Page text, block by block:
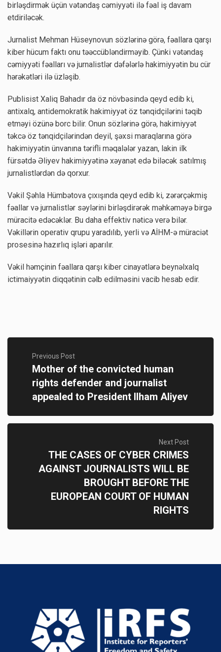
birləşdirmək üçün vətəndaş cəmiyyəti ilə fəal iş davam
etdiriləcək.
Jurnalist Mehman Hüseynovun sözlərinə görə, fəallara qarşı
kiber hücum faktı onu təəccübləndirməyib. Çünki vətəndaş
cəmiyyəti fəalları və jurnalistlər dəfələrlə hakimiyyətin bu cür
hərəkətləri ilə üzləşib.
Publisist Xaliq Bahadır da öz növbəsində qeyd edib ki,
antixalq, antidemokratik hakimiyyət öz tənqidçilərini təqib
etməyi özünə borc bilir. Onun sözlərinə görə, hakimiyyət
təkcə öz tənqidçilərindən deyil, şəxsi maraqlarına görə
hakimiyyətin ünvanına tərifli məqalələr yazan, lakin ilk
fürsətdə Əliyev hakimiyyətinə xəyanət edə biləcək satılmış
jurnalistlərdən də qorxur.
Vəkil Şəhla Hümbətova çıxışında qeyd edib ki, zərərçəkmiş
fəallar və jurnalistlər səylərini birləşdirərək məhkəməyə birgə
müracitə edəcəklər. Bu daha effektiv nəticə verə bilər.
Vəkillərin operativ qrupu yaradılıb, yerli və AİHM-ə müraciət
prosesinə hazırlıq işləri aparılır.
Vəkil həmçinin fəallara qarşı kiber cinayətlərə beynəlxalq
ictimaiyyətin diqqətinin cəlb edilməsini vacib hesab edir.
Previous Post
Mother of the convicted human
rights defender and journalist
appealed to President Ilham Aliyev
Next Post
THE CASES OF CYBER CRIMES
AGAINST JOURNALISTS WILL BE
BROUGHT BEFORE THE
EUROPEAN COURT OF HUMAN
RIGHTS